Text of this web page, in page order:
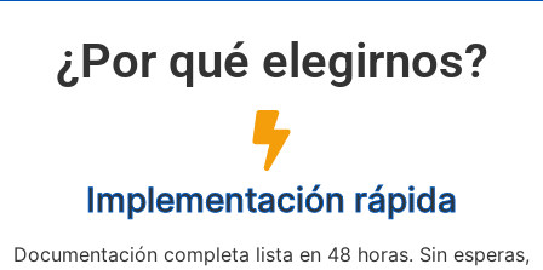
¿Por qué elegirnos?
Implementación rápida
Documentación completa lista en 48 horas. Sin esperas,